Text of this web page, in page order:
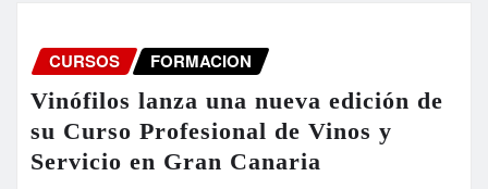
CURSOS FORMACION
Vinófilos lanza una nueva edición de
su Curso Profesional de Vinos y
Servicio en Gran Canaria